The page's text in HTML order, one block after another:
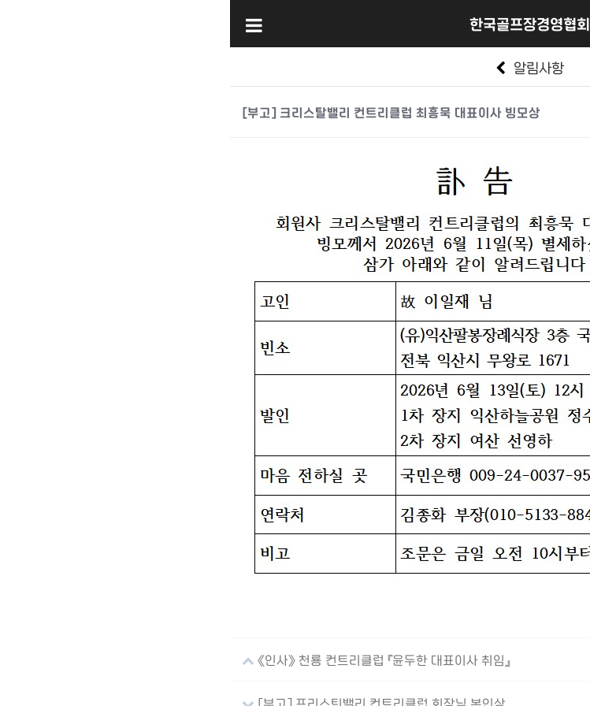
한국골프장경영협회
알림사항
[부고] 크리스탈밸리 컨트리클럽 최흥묵 대표이사 빙모상
《인사》 천룡 컨트리클럽 『윤두한 대표이사 취임』